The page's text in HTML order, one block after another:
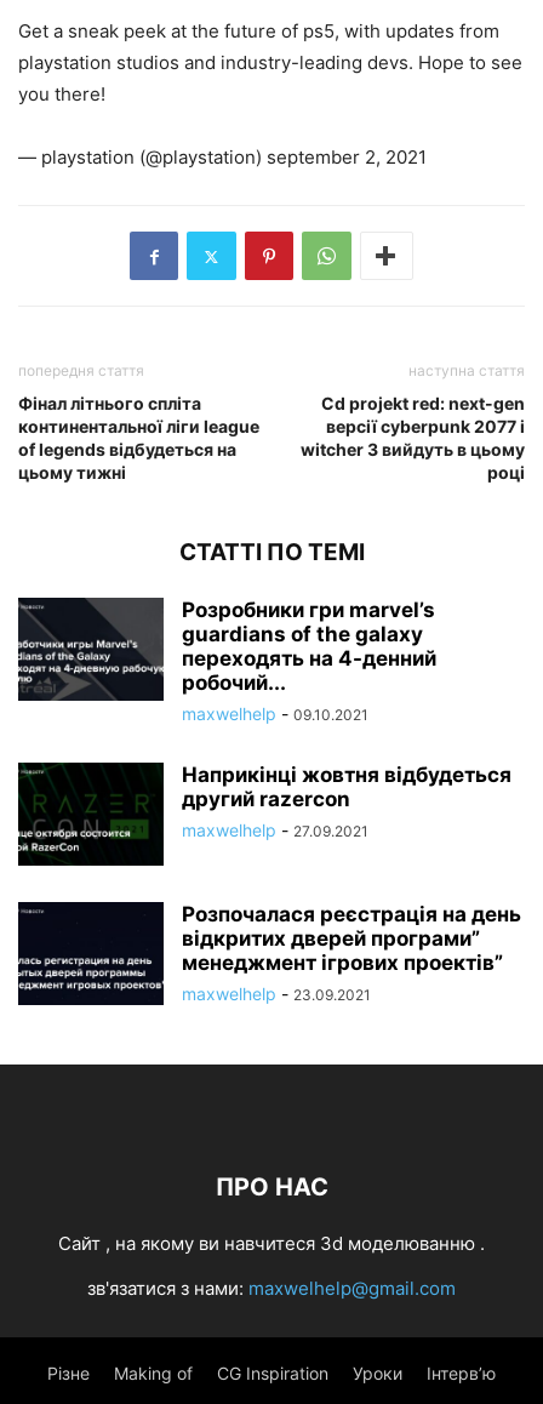
Get a sneak peek at the future of ps5, with updates from
playstation studios and industry-leading devs. Hope to see
you there!
— playstation (@playstation) september 2, 2021
попередня стаття
Фінал літнього спліта
континентальної ліги league
of legends відбудеться на
цьому тижні
наступна стаття
Cd projekt red: next-gen
версії cyberpunk 2077 і
witcher 3 вийдуть в цьому
році
СТАТТІ ПО ТЕМІ
Розробники гри marvel’s
guardians of the galaxy
переходять на 4-денний
робочий...
maxwelhelp - 09.10.2021
Наприкінці жовтня відбудеться
другий razercon
maxwelhelp - 27.09.2021
Розпочалася реєстрація на день
відкритих дверей програми”
менеджмент ігрових проектів”
maxwelhelp - 23.09.2021
ПРО НАС
Cайт , на якому ви навчитеся 3d моделюванню .
зв'язатися з нами: maxwelhelp@gmail.com
Різне Making of CG Inspiration Уроки Інтерв’ю